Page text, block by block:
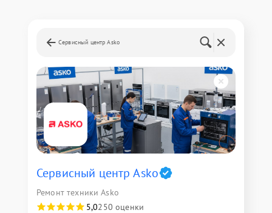
Сервисный центр Asko
Сервисный центр Asko
Ремонт техники Asko
5,0250 оценки